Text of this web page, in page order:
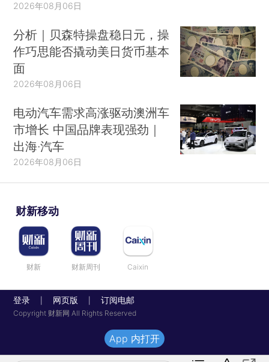
2026年08月06日
分析｜贝森特操盘稳日元，操
作巧思能否撬动美日货币基本
面
2026年08月06日
电动汽车需求高涨驱动澳洲车
市增长 中国品牌表现强劲｜
出海·汽车
2026年08月06日
财新移动
财新 财新周刊 Caixin
登录 网页版 订阅电邮
Copyright 财新网 All Rights Reserved
App 内打开